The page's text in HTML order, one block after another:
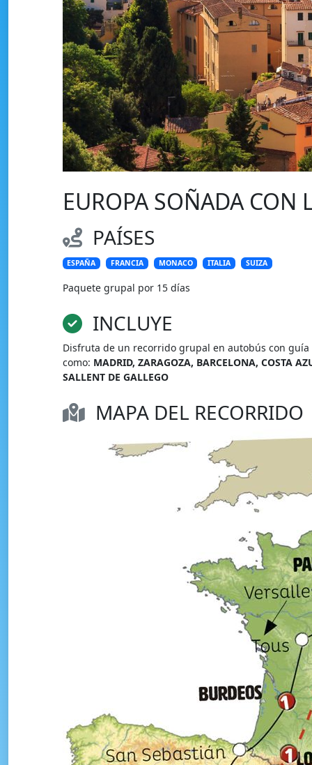
EUROPA SOÑADA CON
PAÍSES
ESPAÑA FRANCIA MONACO ITALIA SUIZA
Paquete grupal por 15 días
INCLUYE
Disfruta de un recorrido grupal en autobús con
como: MADRID, ZARAGOZA, BARCELONA, COSTA
SALLENT DE GALLEGO
MAPA DEL RECORRIDO